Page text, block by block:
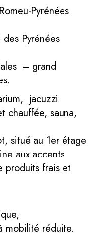
Pyrénées
Pyrénées
– grand
jacuzzi
chauffée, sauna,
situé au 1er étage
aux accents
produits frais et
mobilité réduite.